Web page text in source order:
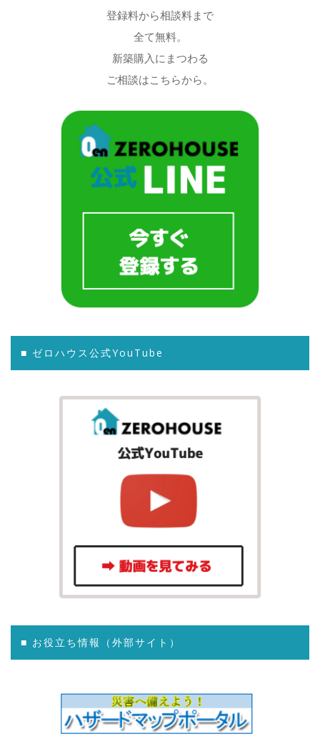
登録料から相談料まで
全て無料。
新築購入にまつわる
ご相談はこちらから。
■ ゼロハウス公式YouTube
■ お役立ち情報（外部サイト）